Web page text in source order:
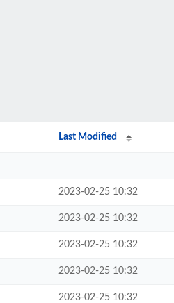
Last Modified
2023-02-25 10:32
2023-02-25 10:32
2023-02-25 10:32
2023-02-25 10:32
2023-02-25 10:32